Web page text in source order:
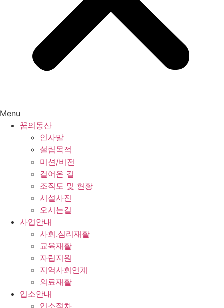
Menu
꿈의동산
인사말
설립목적
미션/비전
걸어온 길
조직도 및 현황
시설사진
오시는길
사업안내
사회.심리재활
교육재활
자립지원
지역사회연계
의료재활
입소안내
입소절차